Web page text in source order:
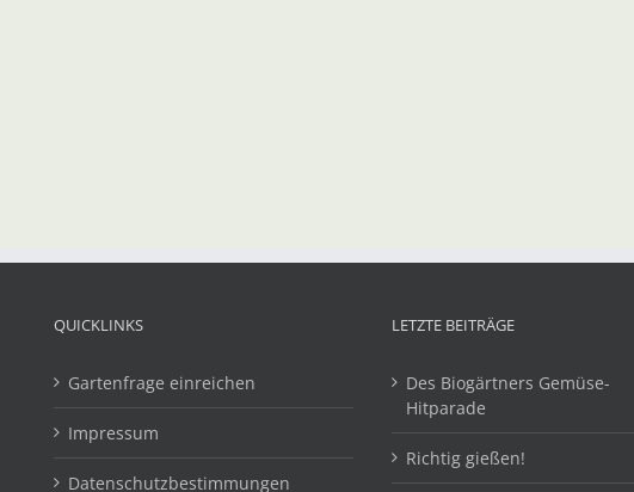
QUICKLINKS
Gartenfrage einreichen
Impressum
Datenschutzbestimmungen
LETZTE BEITRÄGE
Des Biogärtners Gemüse-
Hitparade
Richtig gießen!